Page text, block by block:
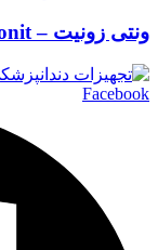
ونتی زونیت – Ventisonit
Facebook